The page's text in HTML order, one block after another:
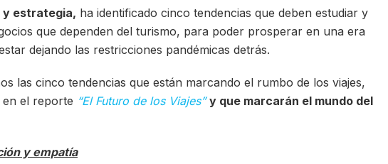
y estrategia, ha identificado cinco tendencias que deben estudiar y
que dependen del turismo, para poder prosperar en una era
dejando las restricciones pandémicas detrás.
las cinco tendencias que están marcando el rumbo de los viajes,
en el reporte “El Futuro de los Viajes” y que marcarán el mundo del
y empatía